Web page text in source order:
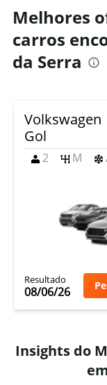
Melhores
carros
da Serra
Volkswagen
Gol
2
M
Resultado
08/06/26
Insights do